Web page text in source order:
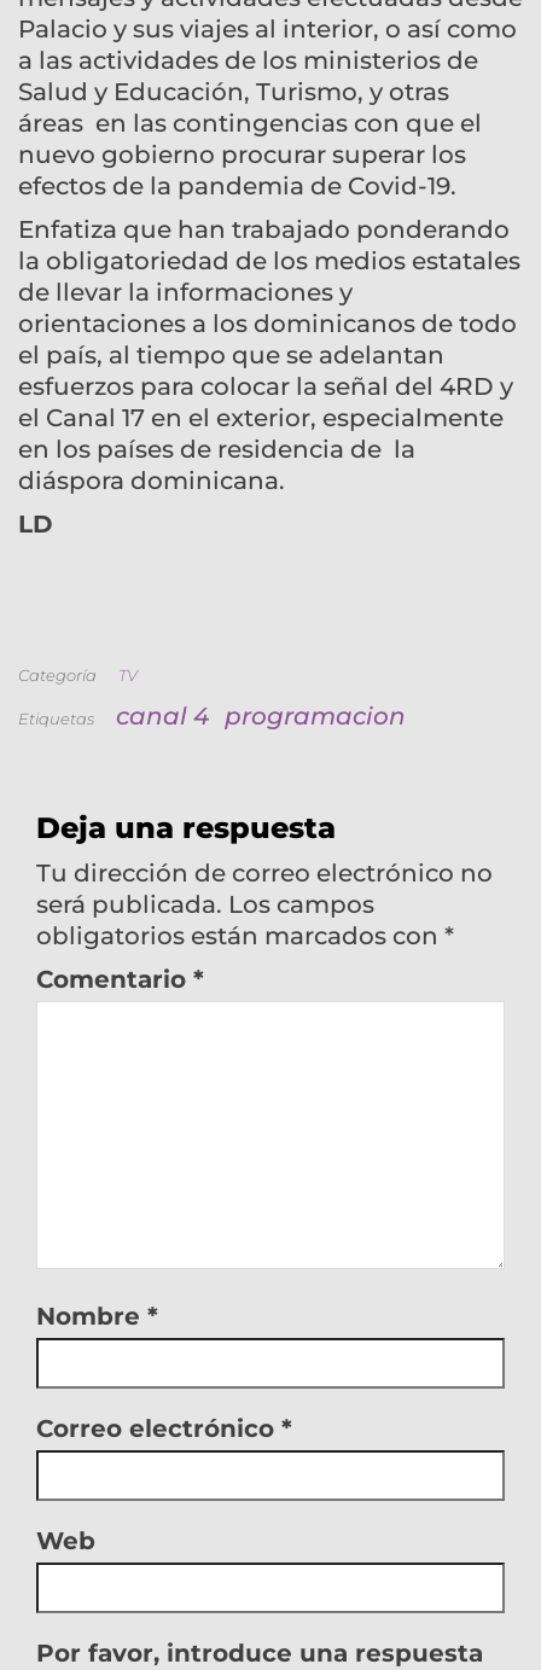
Palacio y sus viajes al interior, o así como
a las actividades de los ministerios de
Salud y Educación, Turismo, y otras
áreas en las contingencias con que el
nuevo gobierno procurar superar los
efectos de la pandemia de Covid-19.
Enfatiza que han trabajado ponderando
la obligatoriedad de los medios estatales
de llevar la informaciones y
orientaciones a los dominicanos de todo
el país, al tiempo que se adelantan
esfuerzos para colocar la señal del 4RD y
el Canal 17 en el exterior, especialmente
en los países de residencia de la
diáspora dominicana.
LD
Categoría TV
Etiquetas canal 4 programacion
Deja una respuesta
Tu dirección de correo electrónico no
será publicada. Los campos
obligatorios están marcados con *
Comentario *
Nombre *
Correo electrónico *
Web
Por favor, introduce una respuesta